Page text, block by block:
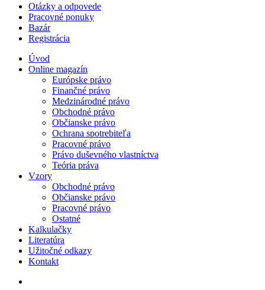
Otázky a odpovede
Pracovné ponuky
Bazár
Registrácia
Úvod
Online magazín
Európske právo
Finančné právo
Medzinárodné právo
Obchodné právo
Občianske právo
Ochrana spotrebiteľa
Pracovné právo
Právo duševného vlastníctva
Teória práva
Vzory
Obchodné právo
Občianske právo
Pracovné právo
Ostatné
Kalkulačky
Literatúra
Užitočné odkazy
Kontakt